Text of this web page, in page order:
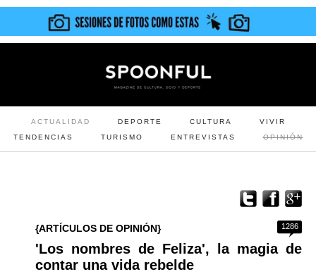
ACTUALIDAD DEPORTE CULTURA
VIVIR
TENDENCIAS
TURISMO ENTREVISTAS OPINIÓN
1286
{ARTÍCULOS DE OPINIÓN}
'Los nombres de Feliza', la magia de
contar una vida rebelde